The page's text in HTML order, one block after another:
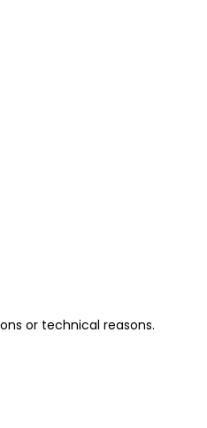
or technical reasons.